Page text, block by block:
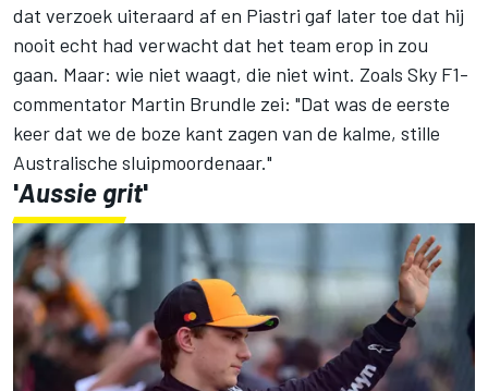
dat verzoek uiteraard af en Piastri gaf later toe dat hij
nooit echt had verwacht dat het team erop in zou
gaan. Maar: wie niet waagt, die niet wint. Zoals Sky F1-
commentator Martin Brundle zei: "Dat was de eerste
keer dat we de boze kant zagen van de kalme, stille
Australische sluipmoordenaar."
'Aussie grit'